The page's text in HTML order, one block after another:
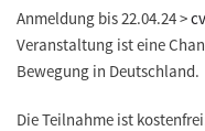
Anmeldung bis 22.04.24 >
Veranstaltung ist eine
Bewegung in Deutschland.
Die Teilnahme ist